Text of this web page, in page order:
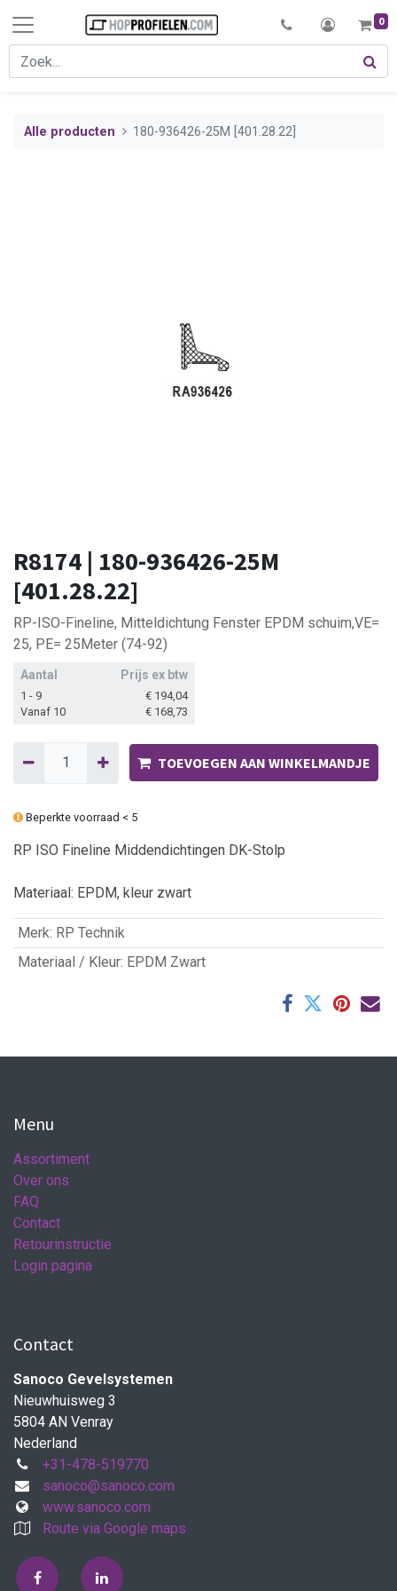
0
Alle producten 180-936426-25M [401.28.22]
R8174 | 180-936426-25M
[401.28.22]
RP-ISO-Fineline, Mitteldichtung Fenster EPDM schuim,VE=
25, PE= 25Meter (74-92)
Aantal Prijs ex btw
1 - 9 € 194,04
Vanaf 10
€ 168,73
TOEVOEGEN AAN WINKELMANDJE
Beperkte voorraad < 5
RP ISO Fineline Middendichtingen DK-Stolp
Materiaal: EPDM, kleur zwart
Merk: RP Technik
Materiaal / Kleur: EPDM Zwart
Menu
Assortiment
Over ons
FAQ
Contact
Retourinstructie
Login pagina
Contact
Sanoco Gevelsystemen
Nieuwhuisweg 3
5804 AN Venray
Nederland
+31-478-519770
sanoco@sanoco.com
www.sanoco.com
Route via Google maps